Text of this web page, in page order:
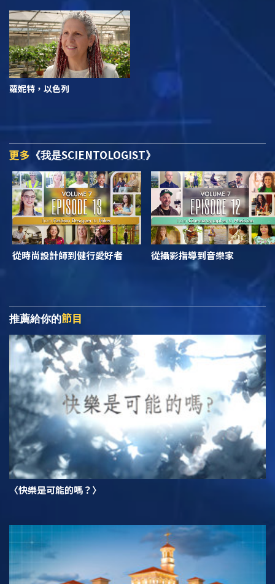
蘿妮特，以色列
更多 《我是SCIENTOLOGIST》
從時尚設計師到健行愛好者 從攝影指導到音樂家
推薦給你的節目
〈快樂是可能的嗎？〉